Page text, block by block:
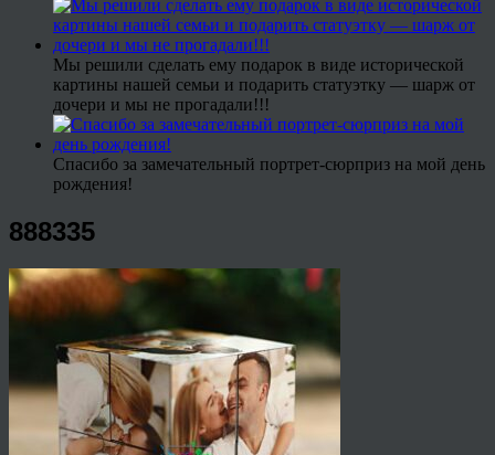
Мы решили сделать ему подарок в виде исторической
картины нашей семьи и подарить статуэтку — шарж от
дочери и мы не прогадали!!!
Спасибо за замечательный портрет-сюрприз на мой день
рождения!
888335